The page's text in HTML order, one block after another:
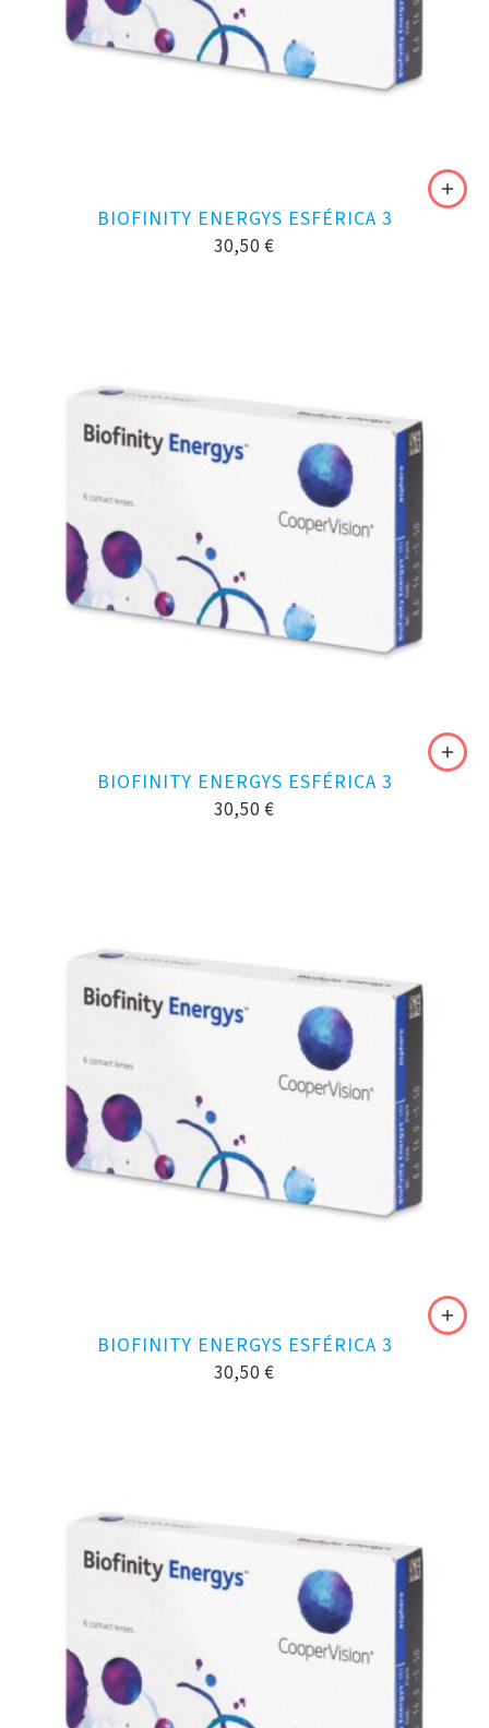
BIOFINITY ENERGYS ESFÉRICA 3
30,50 €
BIOFINITY ENERGYS ESFÉRICA 3
30,50 €
BIOFINITY ENERGYS ESFÉRICA 3
30,50 €